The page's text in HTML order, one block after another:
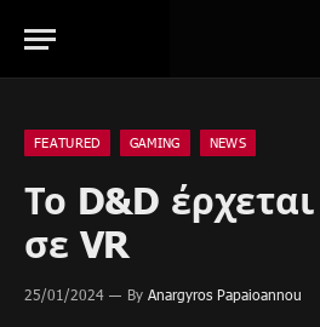
FEATURED GAMING NEWS
Το D&D
σε VR
25/01/2024 By Anargyros Papaioannou